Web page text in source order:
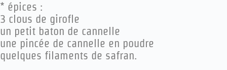
* épices :
3 clous de girofle
un petit baton de cannelle
une pincée de cannelle en poudre
quelques filaments de safran.